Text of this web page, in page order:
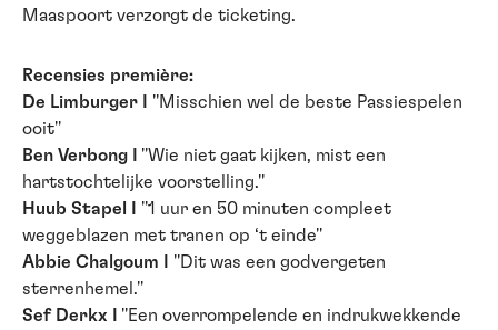
Maaspoort verzorgt de ticketing.
Recensies première:
De Limburger I ''Misschien wel de beste Passiespelen
ooit''
Ben Verbong I
''Wie niet gaat kijken, mist een
hartstochtelijke voorstelling.''
Huub Stapel I ''1 uur en 50 minuten compleet
weggeblazen met tranen op ‘t einde''
Abbie Chalgoum I ''Dit was een godvergeten
sterrenhemel.''
Sef Derkx I
''Een overrompelende en indrukwekkende